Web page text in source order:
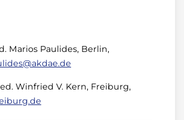
Marios Paulides, Berlin,
Winfried V. Kern, Freiburg,